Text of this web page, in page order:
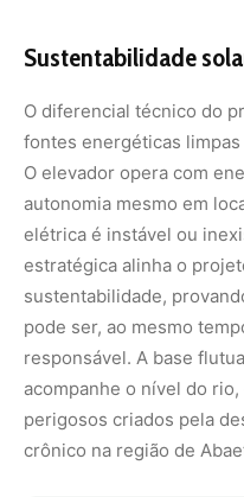
Sustentabilidade
O diferencial técnico do
fontes energéticas limpas
O elevador opera com
autonomia mesmo em
elétrica é instável ou
estratégica alinha o
sustentabilidade,
pode ser, ao mesmo
responsável. A base
acompanhe o nível do
perigosos criados pela
crônico na região de